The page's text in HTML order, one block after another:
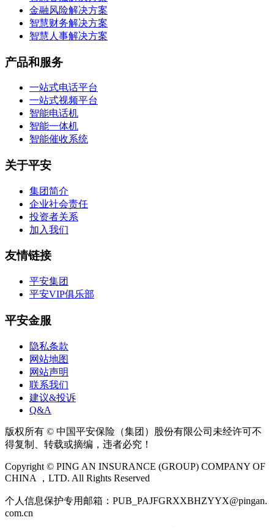
金融风险解决方案
智慧财务解决方案
智慧人事解决方案
产品和服务
一站式电话平台
一站式视频平台
智能电话机
智能一体机
智能催收系统
关于平安
集团简介
企业社会责任
投资者关系
加入我们
友情链接
平安集团
平安VIP俱乐部
平安金服
隐私条款
网站地图
网站声明
联系我们
建议&投诉
Q&A
版权所有 © 中国平安保险（集团）股份有限公司未经许可不
得复制、转载或摘编，违者必究！
Copyright © PING AN INSURANCE (GROUP) COMPANY OF
CHINA ，LTD. All Rights Reserved
个人信息保护专用邮箱：PUB_PAJFGRXXBHZYYX@pingan.
com.cn